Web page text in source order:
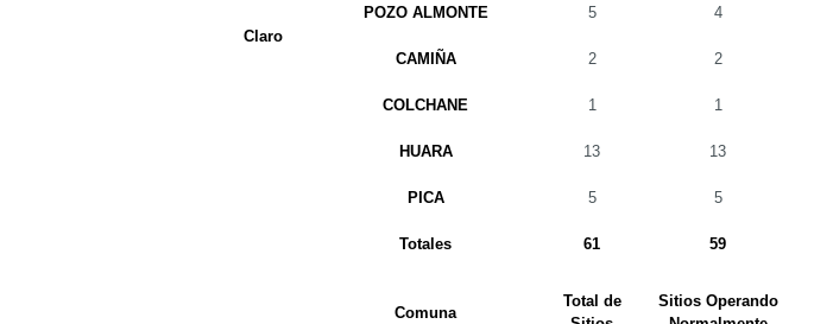
Claro
POZO ALMONTE 5 4
CAMIÑA 2 2
COLCHANE 1 1
HUARA 13 13
PICA 5 5
Totales 61 59
Comuna
Total de
Sitios Operando